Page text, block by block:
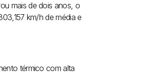
mais de dois anos, o
km/h de média e
térmico com alta